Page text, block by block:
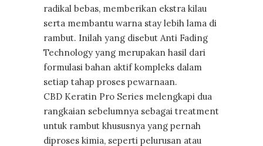
radikal bebas, memberikan ekstra kilau
serta membantu warna stay lebih lama di
rambut. Inilah yang disebut Anti Fading
Technology yang merupakan hasil dari
formulasi bahan aktif kompleks dalam
setiap tahap proses pewarnaan.
CBD Keratin Pro Series melengkapi dua
rangkaian sebelumnya sebagai treatment
untuk rambut khususnya yang pernah
diproses kimia, seperti pelurusan atau